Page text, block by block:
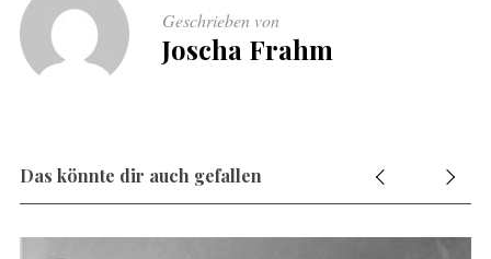
Geschrieben von
Joscha Frahm
Das könnte dir auch gefallen